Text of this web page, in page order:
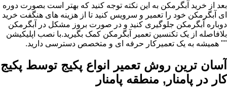
بعد از خرید آبگرمکن به این نکته توجه کنید که بهتر است بصورت دوره
ای آبگرمکن خود را تعمیر و سرویس کنید تا از هزینه های هنگفت خرید
دوباره آبگرمکن جلوگیری کنید و در صورت بروز مشکل در آبگرمکن
بلافاصله از یک تکنسین تعمیر آبگرمکن کمک بگیرید.با نصب اپلیکیشن
"" همیشه به یک تعمیرکار حرفه ای و متخصص دسترسی دارید.
آسان ترین روش تعمیر انواع پکیج توسط پکیج
کار در پامنار, منطقه پامنار